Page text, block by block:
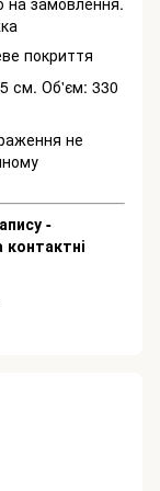
покриття
см. Об'єм: 330
не
-